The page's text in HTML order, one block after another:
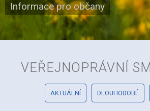
Informace pro občany
VEŘEJNOPRÁVNÍ
AKTUÁLNÍ DLOUHODOBÉ